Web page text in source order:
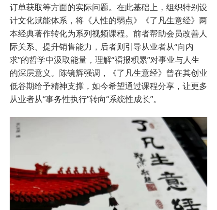
订单获取等方面的实际问题。在此基础上，组织特别设
计文化赋能体系，将《人性的弱点》《了凡生意经》两
本经典著作转化为系列视频课程。前者帮助会员改善人
际关系、提升销售能力，后者则引导从业者从“向内
求”的哲学中汲取能量，理解“福报积累”对事业与人生
的深层意义。陈镜辉强调，《了凡生意经》曾在其创业
低谷期给予精神支撑，如今希望通过课程分享，让更多
从业者从“事务性执行”转向“系统性成长”。